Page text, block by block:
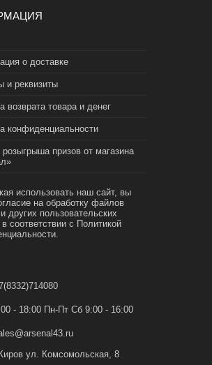
о доставке
и реквизиты
возврата товара и денег
конфиденциальности
розыгрыша призов от магазина
использовать наш сайт, вы
на обработку файлов
других пользовательских
соответствии с Политикой
- 18:00 Пн-Пт Сб 9:00 - 16:00
ул. Комсомольская, 8